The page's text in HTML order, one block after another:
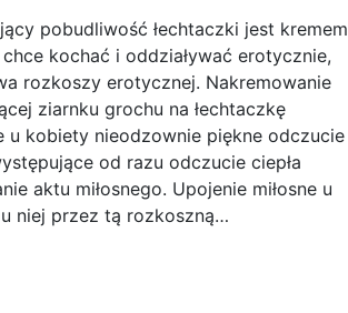
pobudliwość łechtaczki jest kremem
kochać i oddziaływać erotycznie,
rozkoszy erotycznej. Nakremowanie
ziarnku grochu na łechtaczkę
u kobiety nieodzownie piękne odczucie
od razu odczucie ciepła
aktu miłosnego. Upojenie miłosne u
niej przez tą rozkoszną…